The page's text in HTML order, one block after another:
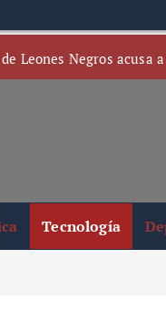
Leones Negros acusa
Tecnología